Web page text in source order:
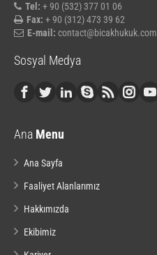
Tel: + 90 (532) 377 01 06
Fax: + 90 (312) 473 39 62
E-mail: contact@bicakhukuk.com
Sosyal Medya
Ana Menu
Ana Sayfa
Faaliyet Alanlarımız
Hakkımızda
Ekibimiz